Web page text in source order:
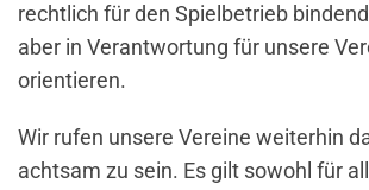
rechtlich für den Spielbetrieb
aber in Verantwortung für unsere
orientieren.
Wir rufen unsere Vereine weiterhin
achtsam zu sein. Es gilt sowohl für